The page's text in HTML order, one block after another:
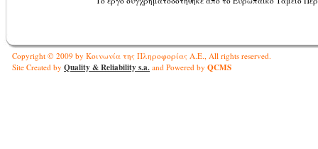
Copyright © 2009 by Κοινωνία της Πληροφορίας Α.Ε., All rights reserved.
Site Created by Quality & Reliability s.a. and Powered by QCMS